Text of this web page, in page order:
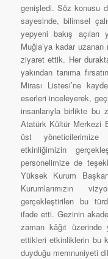
genişledi. Söz konusu
sayesinde, bilimsel
yepyeni bakış açıları
Muğla’ya kadar
ziyaret ettik. Her
yakından tanıma
Mirası Listesi’ne
eserleri inceleyerek,
insanlarıyla birlikte bu
Atatürk Kültür Merkezi
üst yöneticilerimize
etkinliğimizin
personelimize de
Yüksek Kurum
Kurumlarımızın
gerçekleştirilen bu
ifade etti. Gezinin
zaman kâğıt üzerinde
ettikleri etkinliklerin bu
duyduğu memnuniyeti